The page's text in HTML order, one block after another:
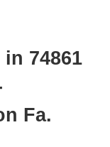
74861
Fa.